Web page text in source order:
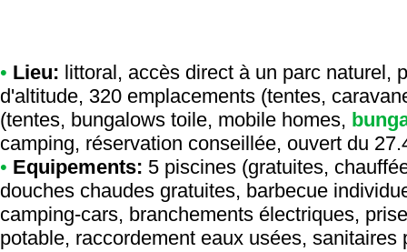
• Lieu: littoral, accès direct à un parc naturel,
d'altitude, 320 emplacements (tentes,
(tentes, bungalows toile, mobile homes,
camping, réservation conseillée, ouvert du
• Equipements: 5 piscines (gratuites,
douches chaudes gratuites, barbecue
camping-cars, branchements électriques,
potable, raccordement eaux usées,